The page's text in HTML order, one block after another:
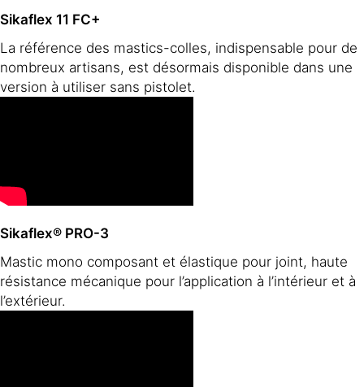
Sikaflex 11 FC+
La référence des mastics-colles, indispensable pour de
nombreux artisans, est désormais disponible dans une
version à utiliser sans pistolet.
Sikaflex® PRO-3
Mastic mono composant et élastique pour joint, haute
résistance mécanique pour l’application à l’intérieur et à
l’extérieur.